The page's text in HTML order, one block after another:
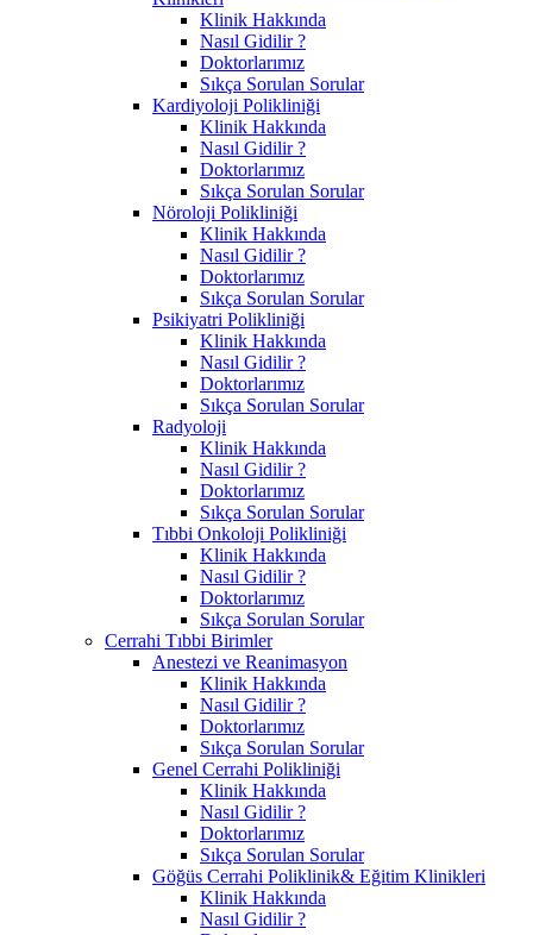
Klinik Hakkında
Nasıl Gidilir ?
Doktorlarımız
Sıkça Sorulan Sorular
Kardiyoloji Polikliniği
Klinik Hakkında
Nasıl Gidilir ?
Doktorlarımız
Sıkça Sorulan Sorular
Nöroloji Polikliniği
Klinik Hakkında
Nasıl Gidilir ?
Doktorlarımız
Sıkça Sorulan Sorular
Psikiyatri Polikliniği
Klinik Hakkında
Nasıl Gidilir ?
Doktorlarımız
Sıkça Sorulan Sorular
Radyoloji
Klinik Hakkında
Nasıl Gidilir ?
Doktorlarımız
Sıkça Sorulan Sorular
Tıbbi Onkoloji Polikliniği
Klinik Hakkında
Nasıl Gidilir ?
Doktorlarımız
Sıkça Sorulan Sorular
Cerrahi Tıbbi Birimler
Anestezi ve Reanimasyon
Klinik Hakkında
Nasıl Gidilir ?
Doktorlarımız
Sıkça Sorulan Sorular
Genel Cerrahi Polikliniği
Klinik Hakkında
Nasıl Gidilir ?
Doktorlarımız
Sıkça Sorulan Sorular
Göğüs Cerrahi Poliklinik& Eğitim Klinikleri
Klinik Hakkında
Nasıl Gidilir ?